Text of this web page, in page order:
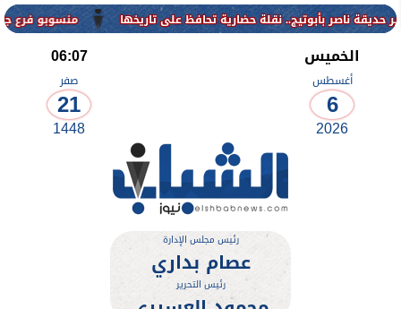
منسوبو فرع جامعة
الخميس
أغسطس
6
2026
06:07
صفر
21
1448
رئيس مجلس الإدارة
عصام بداري
رئيس التحرير